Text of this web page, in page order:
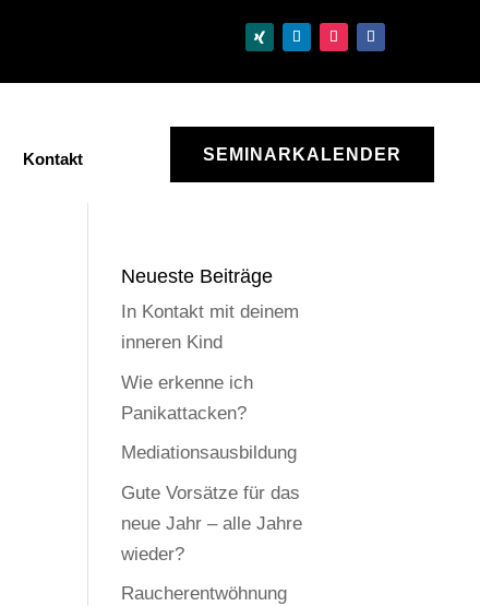
Kontakt SEMINARKALENDER
Neueste Beiträge
In Kontakt mit deinem
inneren Kind
Wie erkenne ich
Panikattacken?
Mediationsausbildung
Gute Vorsätze für das
neue Jahr – alle Jahre
wieder?
Raucherentwöhnung